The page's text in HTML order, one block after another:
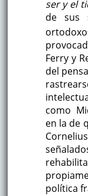
ser y el
de sus
Ferry y
del
como
en la de
política